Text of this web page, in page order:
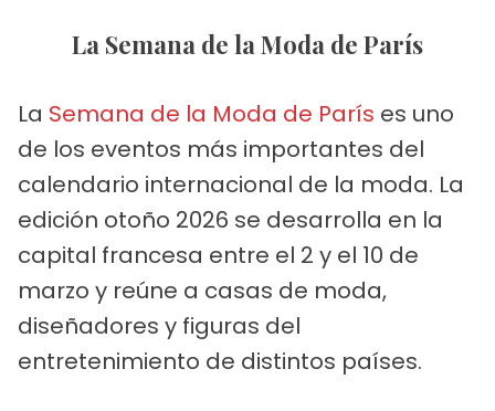
La Semana de la Moda de París
La Semana de la Moda de París es uno
de los eventos más importantes del
calendario internacional de la moda. La
edición otoño 2026 se desarrolla en la
capital francesa entre el 2 y el 10 de
marzo y reúne a casas de moda,
diseñadores y figuras del
entretenimiento de distintos países.